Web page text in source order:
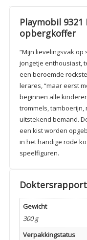
Playmobil
opbergkoffer
“Mijn lievelingsvak op
jongetje enthousiast,
een beroemde
lerares, “maar eerst
beginnen alle
trommels, tamboerijn,
uitstekend bemand.
een kist worden
in het handige rode
speelfiguren.
Doktersrapport
Gewicht
300 g
Verpakkingstatus